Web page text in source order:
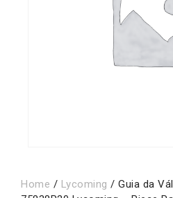
Home / Lycoming / Guia da